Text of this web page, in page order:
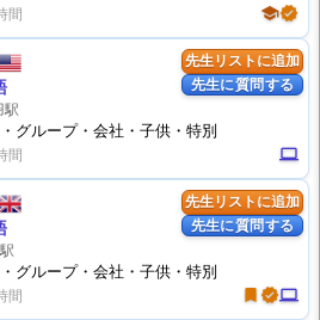
schoolverified
先生リストに追加
先生に質問する
computer
駅
・グループ・会社・子供・特別
先生リストに追加
先生に質問する
turned_inverifiedcomputer
・グループ・会社・子供・特別